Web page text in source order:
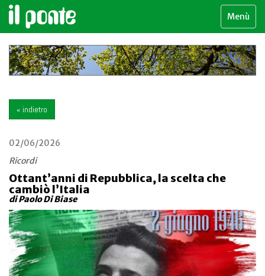
Menù
« indietro
02/06/2026
Ricordi
Ottant’anni di Repubblica, la scelta che
cambiò l’Italia
di Paolo Di Biase